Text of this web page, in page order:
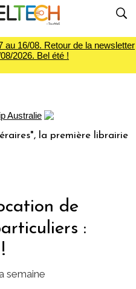
au 16/08. Retour de la newsletter
2026. Bel été !
librairie du voyage
de
:
semaine